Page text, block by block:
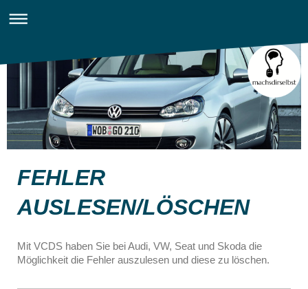
FEHLER
AUSLESEN/LÖSCHEN
Mit VCDS haben Sie bei Audi, VW, Seat und Skoda die
Möglichkeit die Fehler auszulesen und diese zu löschen.